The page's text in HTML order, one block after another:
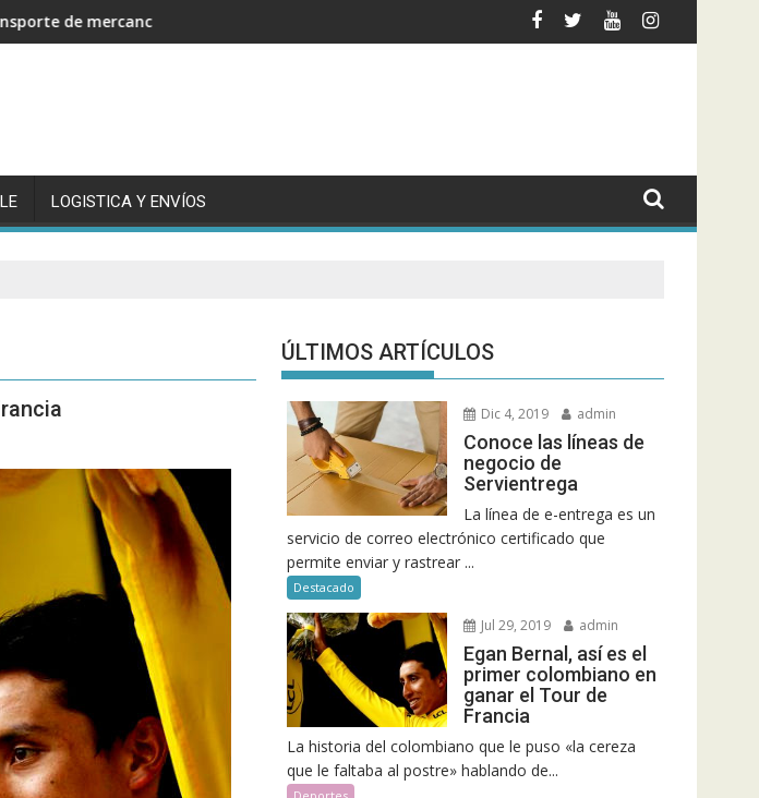
y cuál es su implementación actual?
¿Como hacer seguimiento o rastreo de un envío? Black Label Society
LOGISTICA Y ENVÍOS
ÚLTIMOS ARTÍCULOS
Dic 4, 2019 admin
Conoce las líneas de
negocio de
Servientrega
La línea de e-entrega es un
servicio de correo electrónico certificado que
permite enviar y rastrear ...
Destacado
Jul 29, 2019 admin
Egan Bernal, así es el
primer colombiano en
ganar el Tour de
Francia
La historia del colombiano que le puso «la cereza
que le faltaba al postre» hablando de...